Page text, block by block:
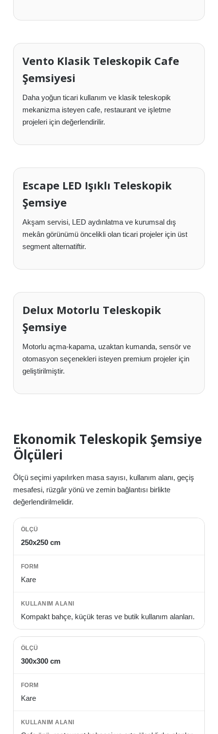
Vento Klasik Teleskopik Cafe
Şemsiyesi
Daha yoğun ticari kullanım ve klasik teleskopik
mekanizma isteyen cafe, restaurant ve işletme
projeleri için değerlendirilir.
Escape LED Işıklı Teleskopik
Şemsiye
Akşam servisi, LED aydınlatma ve kurumsal dış
mekân görünümü öncelikli olan ticari projeler için üst
segment alternatiftir.
Delux Motorlu Teleskopik
Şemsiye
Motorlu açma-kapama, uzaktan kumanda, sensör ve
otomasyon seçenekleri isteyen premium projeler için
geliştirilmiştir.
Ekonomik Teleskopik Şemsiye
Ölçüleri
Ölçü seçimi yapılırken masa sayısı, kullanım alanı, geçiş
mesafesi, rüzgâr yönü ve zemin bağlantısı birlikte
değerlendirilmelidir.
250x250 cm
Kare
Kompakt bahçe, küçük teras ve butik kullanım alanları.
300x300 cm
Kare